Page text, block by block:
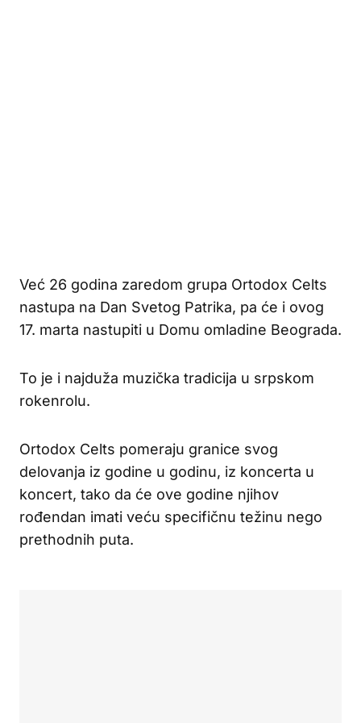
Već 26 godina zaredom grupa Ortodox Celts
nastupa na Dan Svetog Patrika, pa će i ovog
17. marta nastupiti u Domu omladine Beograda.
To je i najduža muzička tradicija u srpskom
rokenrolu.
Ortodox Celts pomeraju granice svog
delovanja iz godine u godinu, iz koncerta u
koncert, tako da će ove godine njihov
rođendan imati veću specifičnu težinu nego
prethodnih puta.